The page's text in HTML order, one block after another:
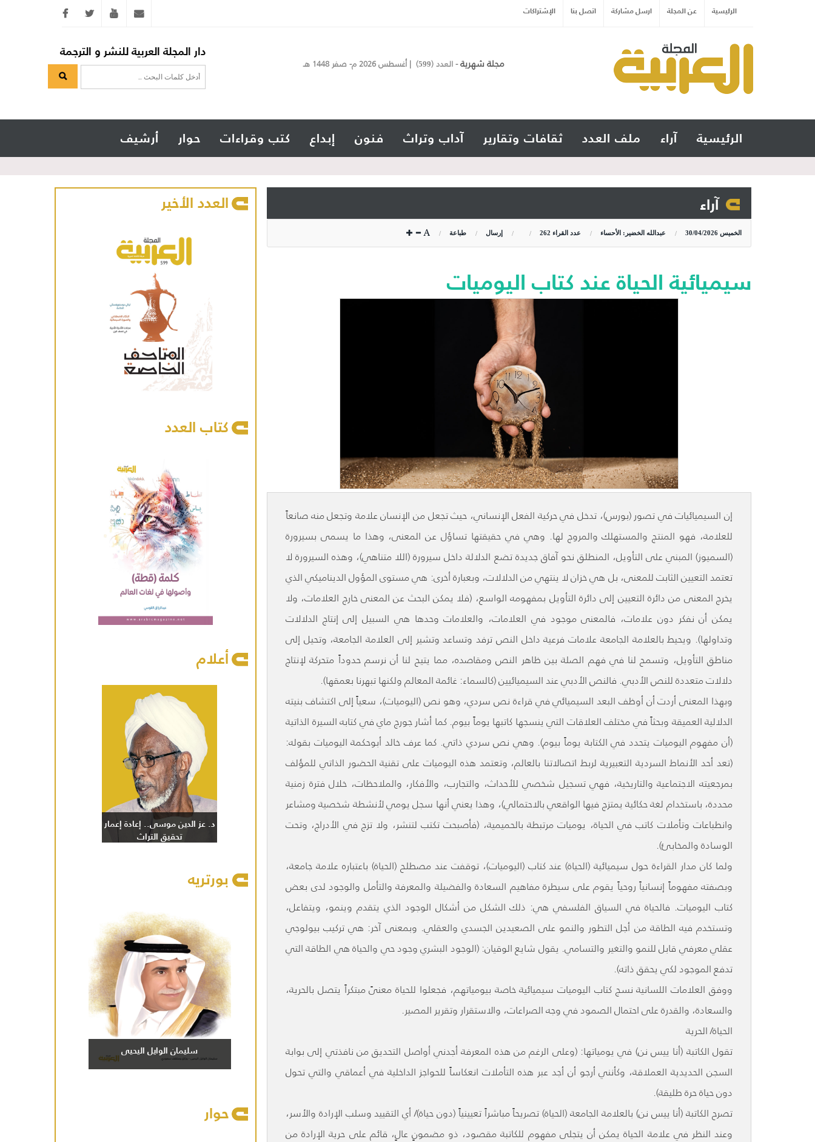
الرئيسية عن المجلة ارسل مشاركة اتصل بنا الإشتراكات
مجلة شهرية- العدد (599) | أغسطس 2026 م- صفر 1448 هـ
دار المجلة العربية للنشر و الترجمة
الرئيسية آراء ملف العدد ثقافات وتقارير آداب وتراث فنون إبداع كتب وقراءات حوار أرشيف
آراء
الخميس 30/04/2026 عبدالله الخضير: الأحساء عدد القراء 262 إرسال طباعة
سيميائية الحياة عند كتاب اليوميات
إن السيميائيات في تصور (بورس)، تدخل في حركية الفعل الإنساني، حيث تجعل من الإنسان علامة وتجعل منه صانعاً
للعلامة، فهو المنتج والمستهلك والمروج لها. وهي في حقيقتها تساؤل عن المعنى، وهذا ما يسمى بسيرورة
(السميوز) المبني على التأويل، المنطلق نحو آفاق جديدة تضع الدلالة داخل سيرورة (اللا متناهي)، وهذه السيرورة لا
تعتمد التعيين الثابت للمعنى، بل هي خزان لا ينتهي من الدلالات، وبعبارة أخرى: هي مستوى المؤول الديناميكي الذي
يخرج المعنى من دائرة التعيين إلى دائرة التأويل بمفهومه الواسع، (فلا يمكن البحث عن المعنى خارج العلامات، ولا
يمكن أن نفكر دون علامات، فالمعنى موجود في العلامات، والعلامات وحدها هي السبيل إلى إنتاج الدلالات
وتداولها). ويحيط بالعلامة الجامعة علامات فرعية داخل النص ترفد وتساعد وتشير إلى العلامة الجامعة، وتحيل إلى
مناطق التأويل، وتسمح لنا في فهم الصلة بين ظاهر النص ومقاصده، مما يتيح لنا أن نرسم حدوداً متحركة لإنتاج
دلالات متعددة للنص الأدبي. فالنص الأدبي عند السيميائيين (كالسماء: غائمة المعالم ولكنها تبهرنا بعمقها).
وبهذا المعنى أردت أن أوظف البعد السيميائي في قراءة نص سردي، وهو نص (اليوميات)، سعياً إلى اكتشاف بنيته
الدلالية العميقة وبحثاً في مختلف العلاقات التي ينسجها كاتبها يوماً بيوم. كما أشار جورج ماي في كتابه السيرة الذاتية
(أن مفهوم اليوميات يتحدد في الكتابة يوماً بيوم). وهي نص سردي ذاتي. كما عرف خالد أبوحكمة اليوميات بقوله:
(تعد أحد الأنماط السردية التعبيرية لربط اتصالاتنا بالعالم، وتعتمد هذه اليوميات على تقنية الحضور الذاتي للمؤلف
بمرجعيته الاجتماعية والتاريخية، فهي تسجيل شخصي للأحداث، والتجارب، والأفكار، والملاحظات، خلال فترة زمنية
محددة، باستخدام لغة حكائية يمتزج فيها الواقعي بالاحتمالي)، وهذا يعني أنها سجل يومي لأنشطة شخصية ومشاعر
وانطباعات وتأملات كاتب في الحياة، يوميات مرتبطة بالحميمية، (فأصبحت تكتب لتنشر، ولا تزج في الأدراج، وتحت
الوسادة والمخابئ).
ولما كان مدار القراءة حول سيميائية (الحياة) عند كتاب (اليوميات)، توقفت عند مصطلح (الحياة) باعتباره علامة جامعة،
وبصفته مفهوماً إنسانياً روحياً يقوم على سيطرة مفاهيم السعادة والفضيلة والمعرفة والتأمل والوجود لدى بعض
كتاب اليوميات. فالحياة في السياق الفلسفي هي: ذلك الشكل من أشكال الوجود الذي يتقدم وينمو، ويتفاعل،
وتستخدم فيه الطاقة من أجل التطور والنمو على الصعيدين الجسدي والعقلي. وبمعنى آخر: هي تركيب بيولوجي
عقلي معرفي قابل للنمو والتغير والتسامي. يقول شايع الوقيان: (الوجود البشري وجود حي والحياة هي الطاقة التي
تدفع الموجود لكي يحقق ذاته).
ووفق العلامات اللسانية نسج كتاب اليوميات سيميائية خاصة بيومياتهم، فجعلوا للحياة معنىً مبتكراً يتصل بالحرية،
والسعادة، والقدرة على احتمال الصمود في وجه الصراعات، والاستقرار وتقرير المصير.
الحياة/ الحرية
تقول الكاتبة (أنا ييس نن) في يومياتها: (وعلى الرغم من هذه المعرفة أجدني أواصل التحديق من نافذتي إلى بوابة
السجن الحديدية العملاقة، وكأنني أرجو أن أجد عبر هذه التأملات انعكاساً للحواجز الداخلية في أعماقي والتي تحول
دون حياة حرة طليقة).
تصرح الكاتبة (أنا ييس نن) بالعلامة الجامعة (الحياة) تصريحاً مباشراً تعيينياً (دون حياة)/ أي التقييد وسلب الإرادة والأسر،
وعند النظر في علامة الحياة يمكن أن يتجلى مفهوم للكاتبة مقصود، ذو مضمونٍ عالٍ، قائم على حرية الإرادة من
العدد الأخير
كتاب العدد
أعلام
د. عز الدين موسى.. إعادة إعمار
تحقيق التراث
بورتريه
سليمان الوايل اليحيى
حوار